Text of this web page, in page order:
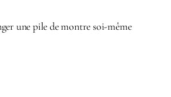
une pile de montre soi-même